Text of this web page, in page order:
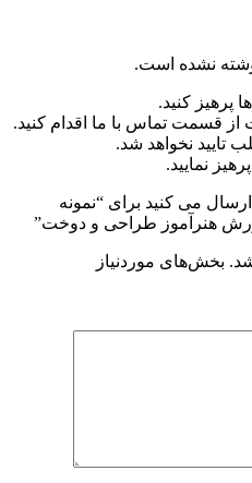
نشده است.
پرهیز کنید.
قسمت تماس با ما اقدام کنید.
تایید نخواهد شد.
نمایید.
می کنید برای “نمونه
هنرآموز طراحی و دوخت”
بخش‌های موردنیاز